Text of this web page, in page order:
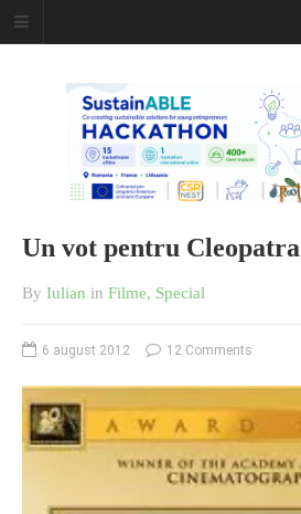
Caiet de
insemnari
DESCARCĂ!
Un vot pentru Cleopatra
By Iulian in Filme, Special
6 august 2012 12 Comments